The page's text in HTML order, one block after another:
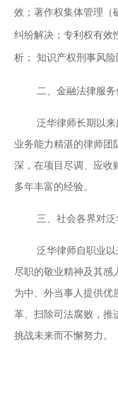
效；著作权集体管理（
纠纷解决；专利权有效
析； 知识产权刑事风险
二、金融法律服
泛华律师长期以
业务能力精湛的律师
深，在项目尽调、应收
多年丰富的经验。
三、社会各界对
泛华律师自职业
尽职的敬业精神及其感
为中、外当事人提供优
革、扫除司法腐败，推
挑战未来而不懈努力。